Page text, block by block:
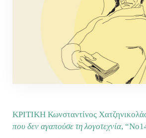
ΚΡΙΤΙΚΗ Κωνσταντίνος
που δεν αγαπούσε τη λογοτεχνία,